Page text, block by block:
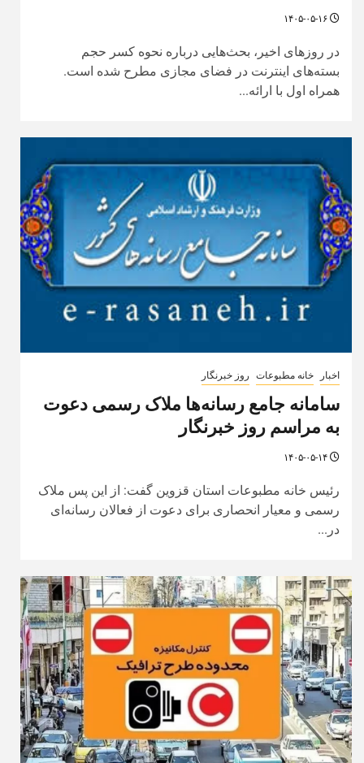
در روزهای اخیر، بحث‌هایی درباره نحوه کسر حجم
بسته‌های اینترنت در فضای مجازی مطرح شده است.
همراه اول با ارائه...
اخبار خانه مطبوعات روز خبرنگار
سامانه جامع رسانه‌ها ملاک رسمی دعوت
به مراسم روز خبرنگار
رئیس خانه مطبوعات استان قزوین گفت: از این پس ملاک
رسمی و معیار انحصاری برای دعوت از فعالان رسانه‌ای
در...